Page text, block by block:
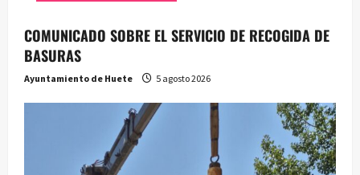
COMUNICADO SOBRE EL SERVICIO DE RECOGIDA DE
BASURAS
Ayuntamiento de Huete 5 agosto 2026